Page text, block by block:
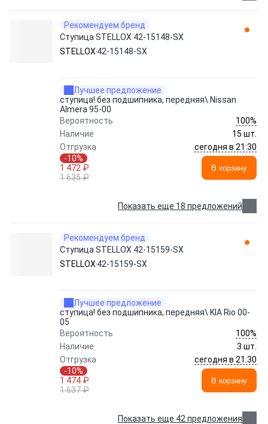
Рекомендуем бренд
Ступица STELLOX 42-15148-SX
STELLOX 42-15148-SX
Лучшее предложение
ступица! без подшипника, передняя\ Nissan
Almera 95-00
Вероятность
100%
Наличие
15 шт.
Отгрузка
сегодня в 21:30
-10%
1 472 ₽
1 635 ₽
В корзину
Показать еще 18 предложений
Рекомендуем бренд
Ступица STELLOX 42-15159-SX
STELLOX 42-15159-SX
Лучшее предложение
ступица! без подшипника, передняя\ KIA Rio 00-
05
Вероятность
100%
Наличие
3 шт.
Отгрузка
сегодня в 21:30
-10%
1 474 ₽
1 637 ₽
В корзину
Показать еще 42 предложения